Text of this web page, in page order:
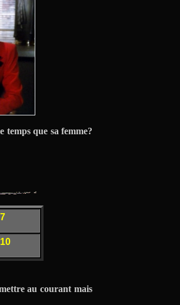
que sa femme?
au courant mais